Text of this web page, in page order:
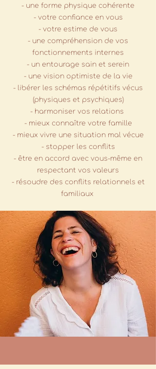
- une forme physique cohérente
- votre confiance en vous
- votre estime de vous
- une compréhension de vos
fonctionnements internes
- un entourage sain et serein
- une vision optimiste de la vie
- libérer les schémas répétitifs vécus
(physiques et psychiques)
- harmoniser vos relations
- mieux connaître votre famille
- mieux vivre une situation mal vécue
- stopper les conflits
- être en accord avec vous-même en
respectant vos valeurs
- résoudre des conflits relationnels et
familiaux ​​